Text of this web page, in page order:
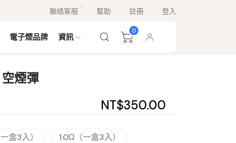
聯絡客服 幫助 註冊 登入
電子煙品牌 資訊
0
煙彈
NT$350.00
盒3入） 1.0Ω（一盒3入）